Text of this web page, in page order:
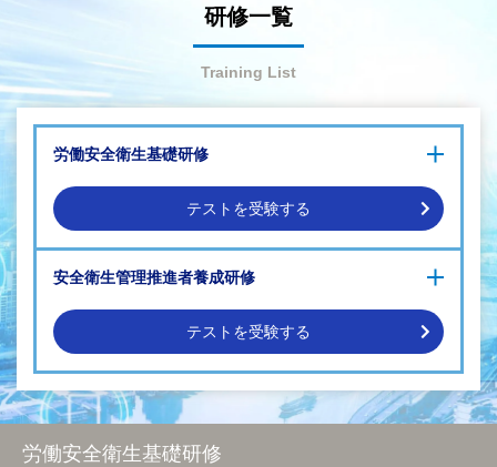
衛生管理を徹底させ、安全に食品を提供したい
火災発生を防止もしくは火災被害を最小限に抑えたい
研修一覧
Training List
労働安全衛生基礎研修
テストを受験する
労働安全衛生の実務
安全衛生管理推進者養成研修
テストを受験する
安全衛生管理推進者養成研修（応用編）
安全衛生管理推進者養成研修（実践編）
労働安全衛生基礎研修